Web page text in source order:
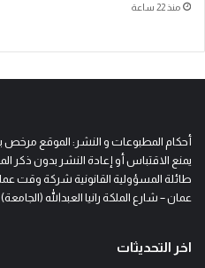
منذ 22 ساعة
أحكام المطبوعات و النشر: الموقع مرخص
يمنع الاقتباس أو إعادة النشر بدون ذكر
طائلة المسؤولية القانونية شركة وقت
عمان – شارع الملكة رانيا العبدالله (الجامعة)
اخر التحديثات